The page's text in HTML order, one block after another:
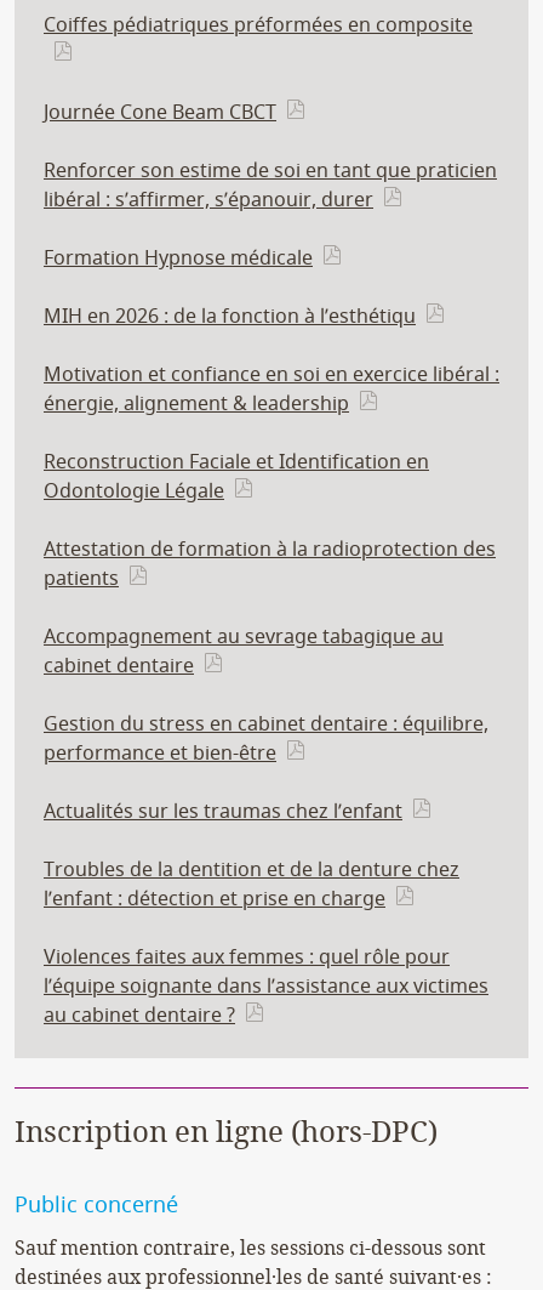
Coiffes pédiatriques préformées en composite
Journée Cone Beam CBCT
Renforcer son estime de soi en tant que praticien
libéral : s’affirmer, s’épanouir, durer
Formation Hypnose médicale
MIH en 2026 : de la fonction à l’esthétiqu
Motivation et confiance en soi en exercice libéral :
énergie, alignement & leadership
Reconstruction Faciale et Identification en
Odontologie Légale
Attestation de formation à la radioprotection des
patients
Accompagnement au sevrage tabagique au
cabinet dentaire
Gestion du stress en cabinet dentaire : équilibre,
performance et bien-être
Actualités sur les traumas chez l’enfant
Troubles de la dentition et de la denture chez
l’enfant : détection et prise en charge
Violences faites aux femmes : quel rôle pour
l’équipe soignante dans l’assistance aux victimes
au cabinet dentaire ?
Inscription en ligne (hors-DPC)
Public concerné
Sauf mention contraire, les sessions ci-dessous sont
destinées aux professionnel·les de santé suivant·es :